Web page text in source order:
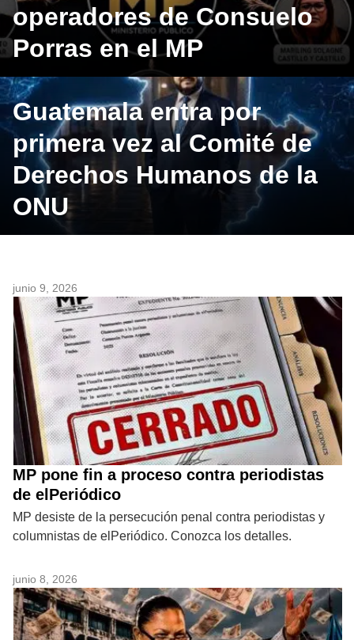
operadores de Consuelo
Porras en el MP
Guatemala entra por
primera vez al Comité de
Derechos Humanos de la
ONU
junio 9, 2026
MP pone fin a proceso contra periodistas
de elPeriódico
MP desiste de la persecución penal contra periodistas y
columnistas de elPeriódico. Conozca los detalles.
junio 8, 2026